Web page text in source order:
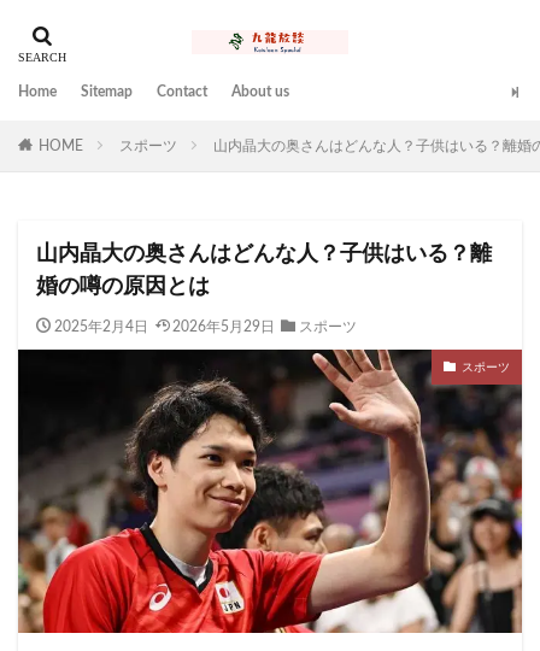
Home Sitemap Contact About us
HOME スポーツ 山内晶大の奥さんはどんな人？子供はいる？離婚
山内晶大の奥さんはどんな人？子供はいる？離
婚の噂の原因とは
2025年2月4日 2026年5月29日 スポーツ
スポーツ